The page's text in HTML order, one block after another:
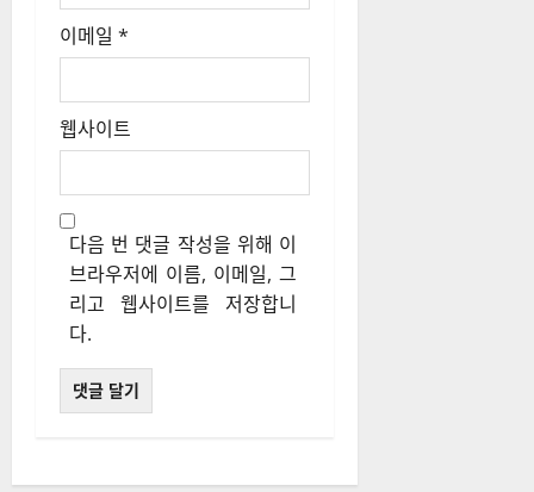
이메일 *
웹사이트
다음 번 댓글 작성을 위해 이
브라우저에 이름, 이메일, 그
리고 웹사이트를 저장합니
다.